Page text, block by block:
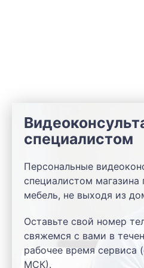
специалистом
Персональные
специалистом магазина
мебель, не выходя из
Оставьте свой номер
свяжемся с вами в
рабочее время сервиса
МСК).